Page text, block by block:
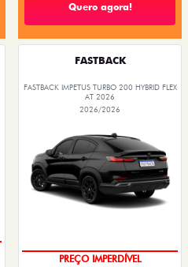
Quero agora!
FASTBACK
FASTBACK IMPETUS TURBO 200 HYBRID FLEX
AT 2026
2026/2026
PREÇO IMPERDÍVEL